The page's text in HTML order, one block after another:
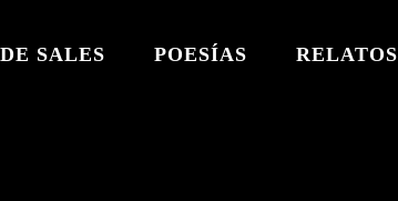
SALES POESÍAS RELATOS